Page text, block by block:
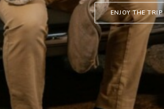
ENJOY THE TRIP